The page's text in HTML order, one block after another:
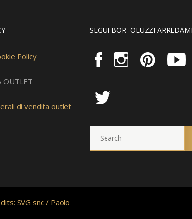
Policy
OUTLET
di vendita outlet
SEGUI BORTOLUZZI
SVG snc / Paolo